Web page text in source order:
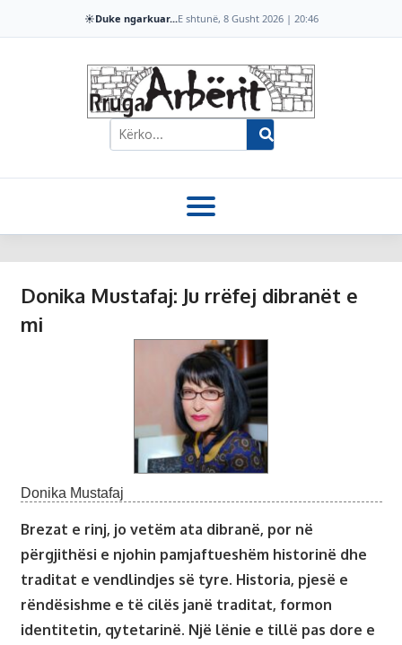
☀️Duke ngarkuar...E shtunë, 8 Gusht 2026 | 20:46
Donika Mustafaj: Ju rrëfej dibranët e
mi
Donika Mustafaj
Brezat e rinj, jo vetëm ata dibranë, por në
përgjithësi e njohin pamjaftueshëm historinë dhe
traditat e vendlindjes së tyre. Historia, pjesë e
rëndësishme e të cilës janë traditat, formon
identitetin, qytetarinë. Një lënie e tillë pas dore e